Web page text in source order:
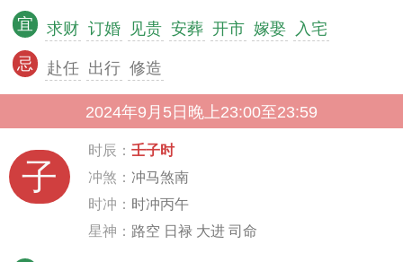
宜 求财 订婚 见贵 安葬 开市 嫁娶 入宅
忌 赴任 出行 修造
2024年9月5日晚上23:00至23:59
子
时辰： 壬子时
冲煞： 冲马煞南
时冲： 时冲丙午
星神： 路空 日禄 大进 司命